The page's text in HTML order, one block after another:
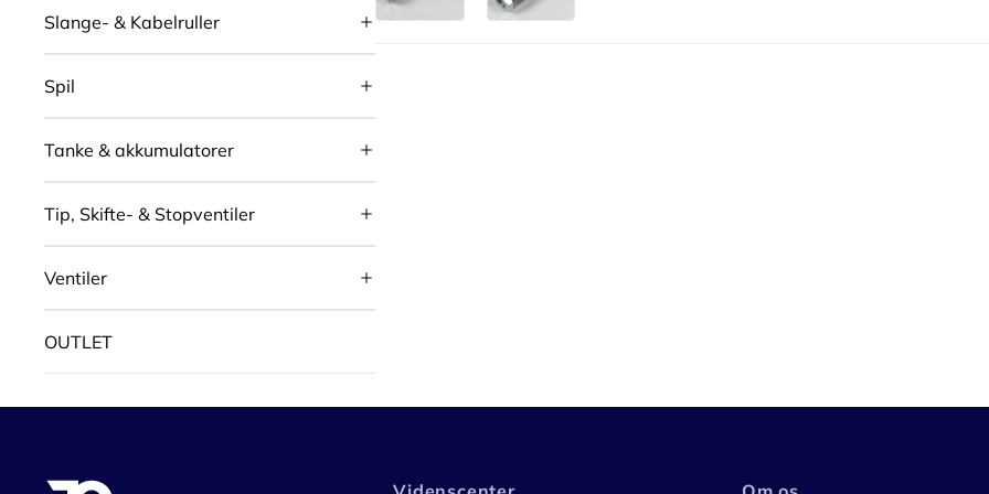
Slange- & Kabelruller
Spil
Tanke & akkumulatorer
Tip, Skifte- & Stopventiler
Ventiler
OUTLET